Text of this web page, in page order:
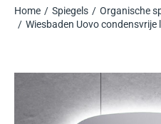
Je bent hier:
Home Spiegels
Organische
Wiesbaden Uovo